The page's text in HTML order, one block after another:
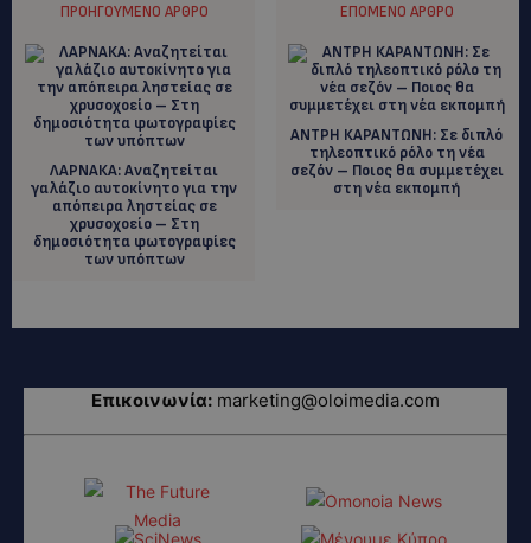
ΠΡΟΗΓΟΎΜΕΝΟ ΆΡΘΡΟ
ΛΑΡΝΑΚΑ: Αναζητείται
γαλάζιο αυτοκίνητο για την
απόπειρα ληστείας σε
χρυσοχοείο – Στη
δημοσιότητα φωτογραφίες
των υπόπτων
ΕΠΌΜΕΝΟ ΆΡΘΡΟ
ΑΝΤΡΗ ΚΑΡΑΝΤΩΝΗ: Σε διπλό
τηλεοπτικό ρόλο τη νέα
σεζόν – Ποιος θα συμμετέχει
στη νέα εκπομπή
Επικοινωνία: marketing@oloimedia.com